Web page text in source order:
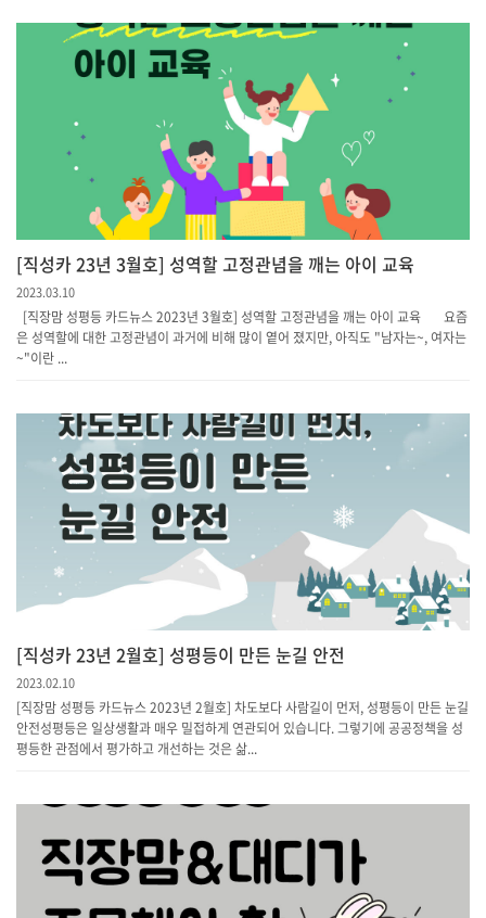
[직성카 23년 3월호] 성역할 고정관념을 깨는 아이 교육
2023.03.10
[직장맘 성평등 카드뉴스 2023년 3월호] 성역할 고정관념을 깨는 아이 교육 요즘
은 성역할에 대한 고정관념이 과거에 비해 많이 옅어 졌지만, 아직도 "남자는~, 여자는
~"이란 ...
[직성카 23년 2월호] 성평등이 만든 눈길 안전
2023.02.10
[직장맘 성평등 카드뉴스 2023년 2월호] 차도보다 사람길이 먼저, 성평등이 만든 눈길
안전성평등은 일상생활과 매우 밀접하게 연관되어 있습니다. 그렇기에 공공정책을 성
평등한 관점에서 평가하고 개선하는 것은 삶...